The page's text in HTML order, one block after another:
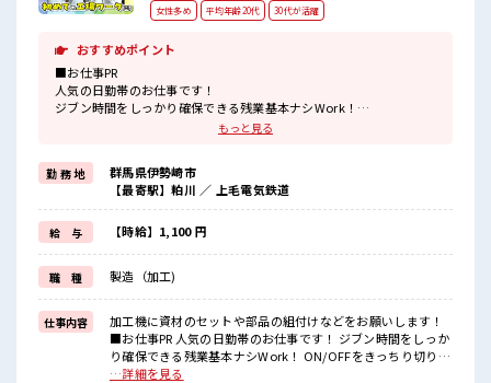
女性多め
平均年齢20代 30代が活躍
おすすめポイント
■お仕事PR
人気の日勤帯のお仕事です！
ジブン時間をしっかり確保できる残業基本ナシWork！
ON/OFFをきっちり切り替えたい方にGOOD！
女性が多めの華やか職場です♪
うれしい土日祝休み♪
花金を楽しんじゃいましょう☆
制服アリなのでナニ着ていこうか毎日の悩みが解消♪
持ち物が多いあなたにもぴったり☆
ロッカー付き職場♪
最初は誰でも未経験スタート！
イチからスキルUP・ステップUPしていきましょう♪
一息つける休憩スペースもあります！
■職場の雰囲気
男性女性ともにカツヤク中の職場です！
20代30代の方が多数活躍！
もっと見る
勤 務 地
群馬県伊勢崎市
【最寄駅】粕川 ／ 上毛電気鉄道
給 与 【時給】1,100 円
職 種 製造（加工)
仕事内容
加工機に資材のセットや部品の組付けなどをお願いします！
■お仕事PR 人気の日勤帯のお仕事です！ ジブン時間をしっか
り確保できる残業基本ナシWork！ ON/OFFをきっちり切り替
えたい方にGOOD！ 若い世代もカツヤク中！ 女性が多めの華
…詳細を見る